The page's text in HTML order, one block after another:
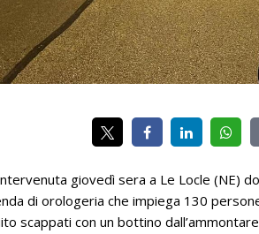
giovedì sera a Le Locle (NE)
di orologeria che impiega 130
scappati con un bottino